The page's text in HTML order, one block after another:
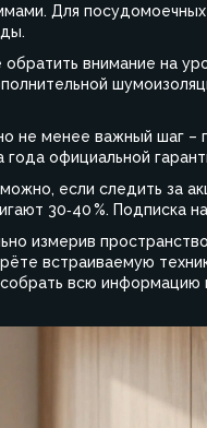
Для
обратить внимание на
не менее важный шаг –
официальной
если следить за
30‑40 %. Подписка
измерив
встраиваемую
собрать всю информацию